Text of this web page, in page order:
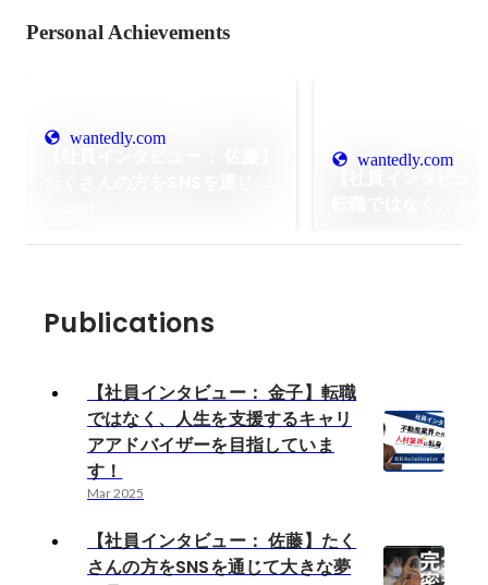
Personal Achievements
wantedly.com
wantedly.com
Publications
【社員インタビュー： 金子】転職
ではなく、人生を支援するキャリ
アアドバイザーを目指していま
す！
Mar 2025
【社員インタビュー： 佐藤】たく
さんの方をSNSを通じて大きな夢